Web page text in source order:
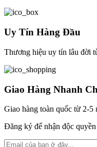
Uy Tín Hàng Đầu
Thương hiệu uy tín lâu đời
Giao Hàng Nhanh
Giao hàng toàn quốc từ 2-5
Đăng ký để nhận độc